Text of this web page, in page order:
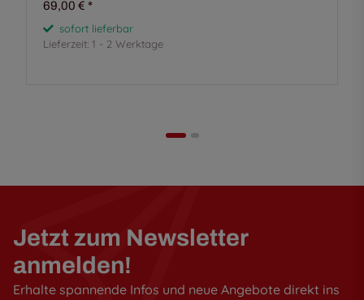
69,00 € *
sofort lieferbar
Lieferzeit: 1 - 2 Werktage
Jetzt zum Newsletter
anmelden!
Erhalte spannende Infos und neue Angebote direkt ins